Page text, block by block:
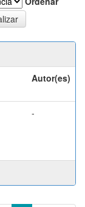
Autor(es)
-